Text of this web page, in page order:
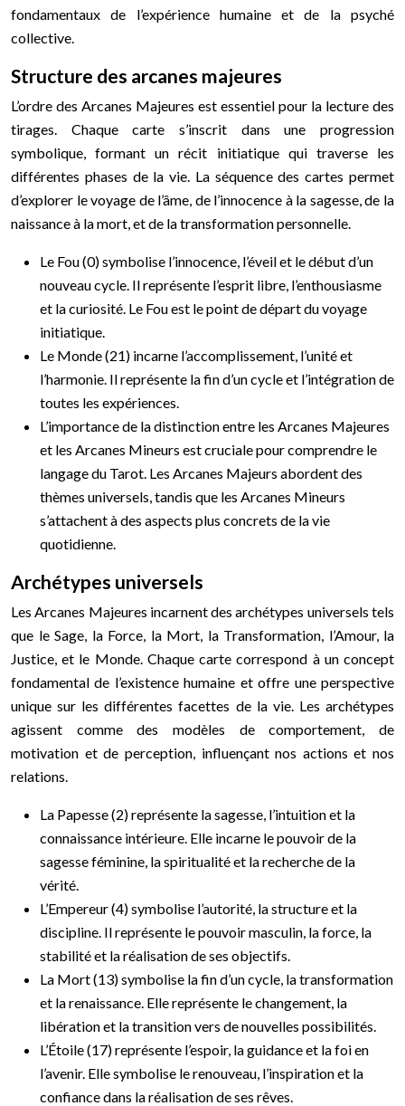
fondamentaux de l’expérience humaine et de la psyché
collective.
Structure des arcanes majeures
L’ordre des Arcanes Majeures est essentiel pour la lecture des
tirages. Chaque carte s’inscrit dans une progression
symbolique, formant un récit initiatique qui traverse les
différentes phases de la vie. La séquence des cartes permet
d’explorer le voyage de l’âme, de l’innocence à la sagesse, de la
naissance à la mort, et de la transformation personnelle.
Le Fou (0) symbolise l’innocence, l’éveil et le début d’un
nouveau cycle. Il représente l’esprit libre, l’enthousiasme
et la curiosité. Le Fou est le point de départ du voyage
initiatique.
Le Monde (21) incarne l’accomplissement, l’unité et
l’harmonie. Il représente la fin d’un cycle et l’intégration de
toutes les expériences.
L’importance de la distinction entre les Arcanes Majeures
et les Arcanes Mineurs est cruciale pour comprendre le
langage du Tarot. Les Arcanes Majeurs abordent des
thèmes universels, tandis que les Arcanes Mineurs
s’attachent à des aspects plus concrets de la vie
quotidienne.
Archétypes universels
Les Arcanes Majeures incarnent des archétypes universels tels
que le Sage, la Force, la Mort, la Transformation, l’Amour, la
Justice, et le Monde. Chaque carte correspond à un concept
fondamental de l’existence humaine et offre une perspective
unique sur les différentes facettes de la vie. Les archétypes
agissent comme des modèles de comportement, de
motivation et de perception, influençant nos actions et nos
relations.
La Papesse (2) représente la sagesse, l’intuition et la
connaissance intérieure. Elle incarne le pouvoir de la
sagesse féminine, la spiritualité et la recherche de la
vérité.
L’Empereur (4) symbolise l’autorité, la structure et la
discipline. Il représente le pouvoir masculin, la force, la
stabilité et la réalisation de ses objectifs.
La Mort (13) symbolise la fin d’un cycle, la transformation
et la renaissance. Elle représente le changement, la
libération et la transition vers de nouvelles possibilités.
L’Étoile (17) représente l’espoir, la guidance et la foi en
l’avenir. Elle symbolise le renouveau, l’inspiration et la
confiance dans la réalisation de ses rêves.